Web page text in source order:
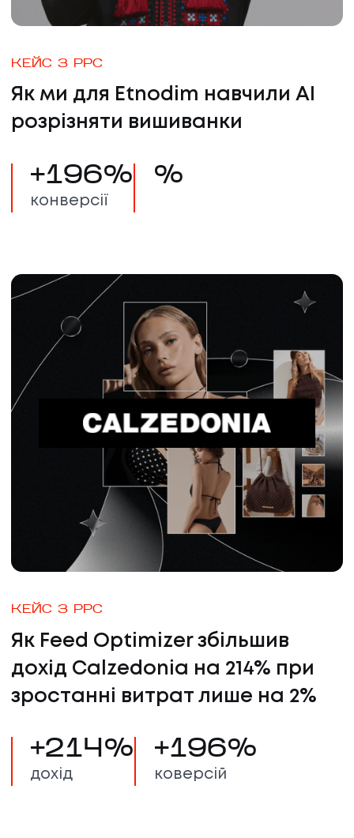
КЕЙС З PPC
Як ми для Etnodim навчили AI
розрізняти вишиванки
+196%
конверсії
%
КЕЙС З PPC
Як Feed Optimizer збільшив
дохід Calzedonia на 214% при
зростанні витрат лише на 2%
+214%
дохід
+196%
коверсій